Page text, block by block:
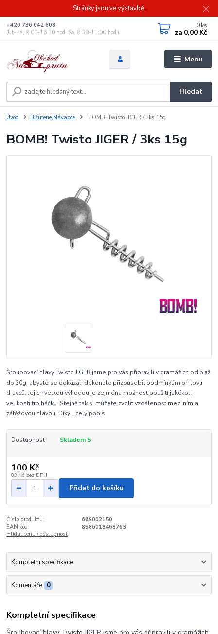
Stránky jsou ve výstavbě.
Menu
Hledat
+420 736 642 608
(Út-Pá, 9:00-16.30 hod. So, 8.30-11:00 hod.)
0 ks
za 0,00 Kč
Úvod Bižuterie,Návazce BOMB! Twisto JIGER / 3ks 15g
BOMB! Twisto JIGER / 3ks 15g
Šroubovací hlavy Twisto JIGER jsme pro vás připravili v gramážích od 5 až
do 30g, abyste se dokázali dokonale přizpůsobit podmínkám při lovu
dravců. Jejich velkou výhodou je zejména možnost použití jakékoli
velikosti trojháčku. Stejně tak si můžete zvolit vzdálenost mezi ním a
zátěžovou hlavou. Díky... celý popis
Dostupnost Skladem 5
100 Kč
83 Kč bez DPH
Přidat do košíku
Číslo produktu:
669002150
EAN kód:
8586018468763
Hlídat cenu / dostupnost
Kompletní specifikace
Komentáře 0
Kompletní specifikace